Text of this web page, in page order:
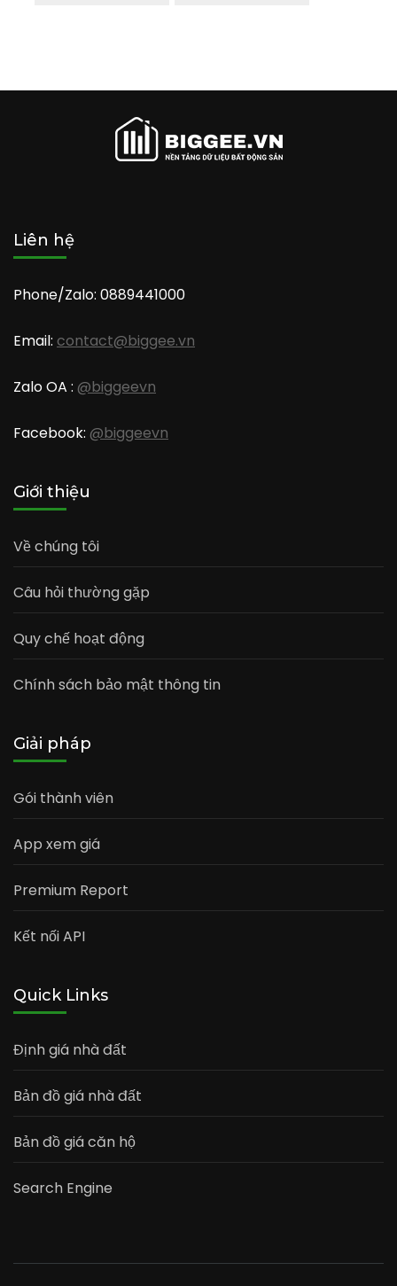
Liên hệ
Phone/Zalo: 0889441000
Email: contact@biggee.vn
Zalo OA : @biggeevn
Facebook: @biggeevn
Giới thiệu
Về chúng tôi
Câu hỏi thường gặp
Quy chế hoạt động
Chính sách bảo mật thông tin
Giải pháp
Gói thành viên
App xem giá
Premium Report
Kết nối API
Quick Links
Định giá nhà đất
Bản đồ giá nhà đất
Bản đồ giá căn hộ
Search Engine